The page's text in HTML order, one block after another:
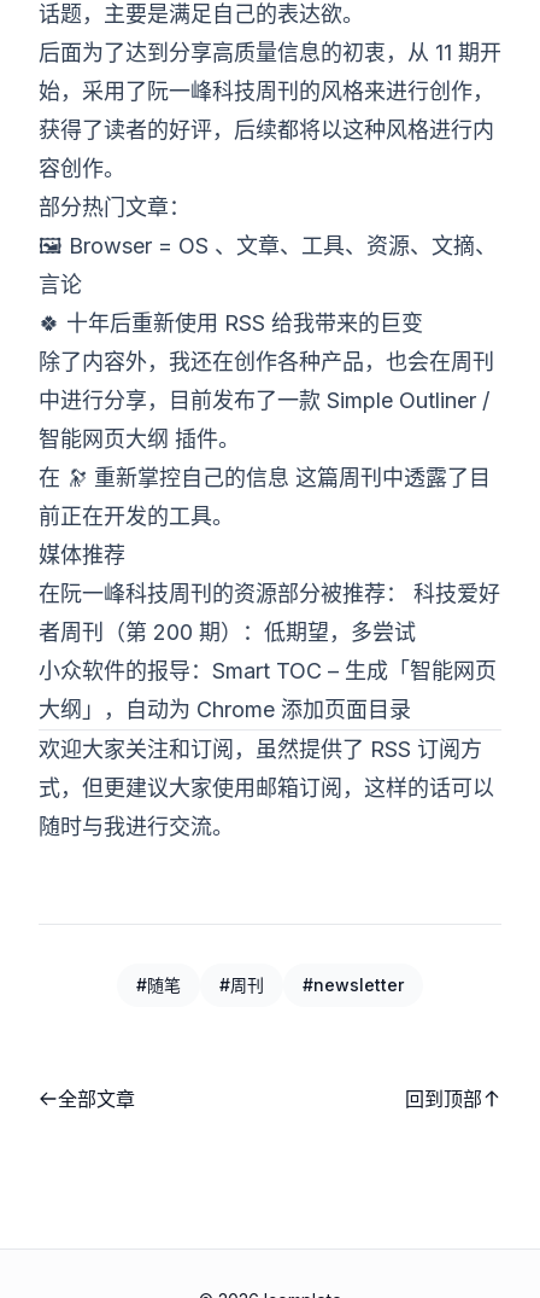
话题，主要是满足自己的表达欲。
后面为了达到分享高质量信息的初衷，从 11 期开
始，采用了阮一峰科技周刊的风格来进行创作，
获得了读者的好评，后续都将以这种风格进行内
容创作。
部分热门文章：
🖼 Browser = OS 、文章、工具、资源、文摘、
言论
🍀 十年后重新使用 RSS 给我带来的巨变
除了内容外，我还在创作各种产品，也会在周刊
中进行分享，目前发布了一款 Simple Outliner /
智能网页大纲 插件。
在 🔭 重新掌控自己的信息 这篇周刊中透露了目
前正在开发的工具。
媒体推荐
在阮一峰科技周刊的资源部分被推荐： 科技爱好
者周刊（第 200 期）：低期望，多尝试
小众软件的报导： Smart TOC – 生成「智能网页
大纲」，自动为 Chrome 添加页面目录
欢迎大家关注和订阅，虽然提供了 RSS 订阅方
式，但更建议大家使用邮箱订阅，这样的话可以
随时与我进行交流。
#随笔 #周刊 #newsletter
全部文章 回到顶部